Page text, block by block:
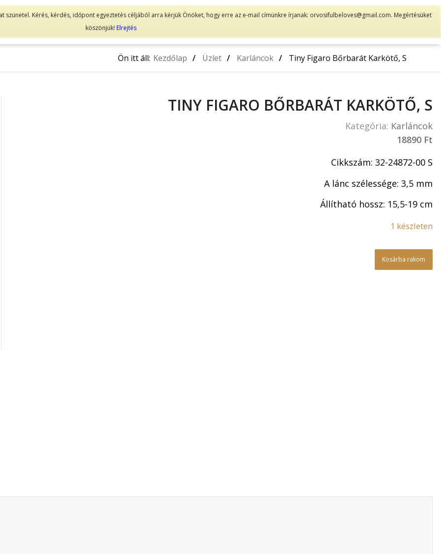
BŐRBARÁT ÉKSZERCSALÁD BLOMDAHL FÜLBELÖVÉS KAPCSOLAT MADE IN SWEDEN
Ön itt áll: Kezdőlap / Üzlet / Karláncok / Tiny Figaro Bőrbarát Karkötő, S
TINY FIGARO BŐRBARÁT KARKÖTŐ, S
Kategória: Karláncok
18890 Ft
Cikkszám: 32-24872-00 S
A lánc szélessége: 3,5 mm
Állítható hossz: 15,5-19 cm
1 készleten
Kosárba rakom
szünetel. Kérés, kérdés, időpont egyeztetés céljából arra kérjük Önöket, hogy erre az e-mail címünkre írjanak: orvosifulbeloves@gmail.com. Megértésüket
köszönjük! Elrejtés